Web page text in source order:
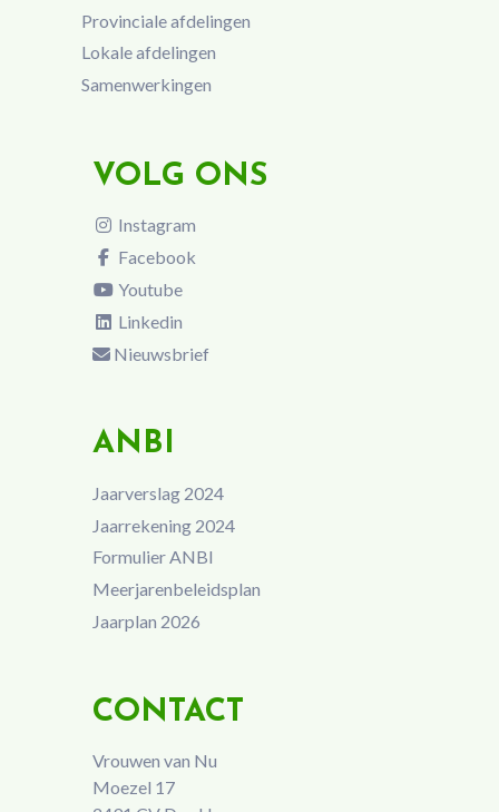
Provinciale afdelingen
Lokale afdelingen
Samenwerkingen
VOLG ONS
Instagram
Facebook
Youtube
Linkedin
Nieuwsbrief
ANBI
Jaarverslag 2024
Jaarrekening 2024
Formulier ANBI
Meerjarenbeleidsplan
Jaarplan 2026
CONTACT
Vrouwen van Nu
Moezel 17